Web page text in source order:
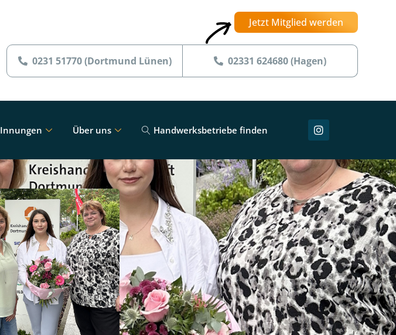
Jetzt Mitglied werden
0231 51770 (Dortmund Lünen) 02331 624680 (Hagen)
Innungen Über uns Handwerksbetriebe finden